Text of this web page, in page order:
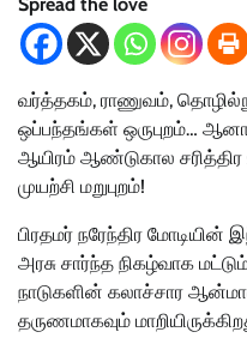
Spread the love
வர்த்தகம், ராணுவம்,
ஒப்பந்தங்கள் ஒருபுறம்…
ஆயிரம் ஆண்டுகால
முயற்சி மறுபுறம்!
பிரதமர் நரேந்திர
அரசு சார்ந்த நிகழ்வாக
நாடுகளின் கலாச்சார
தருணமாகவும்